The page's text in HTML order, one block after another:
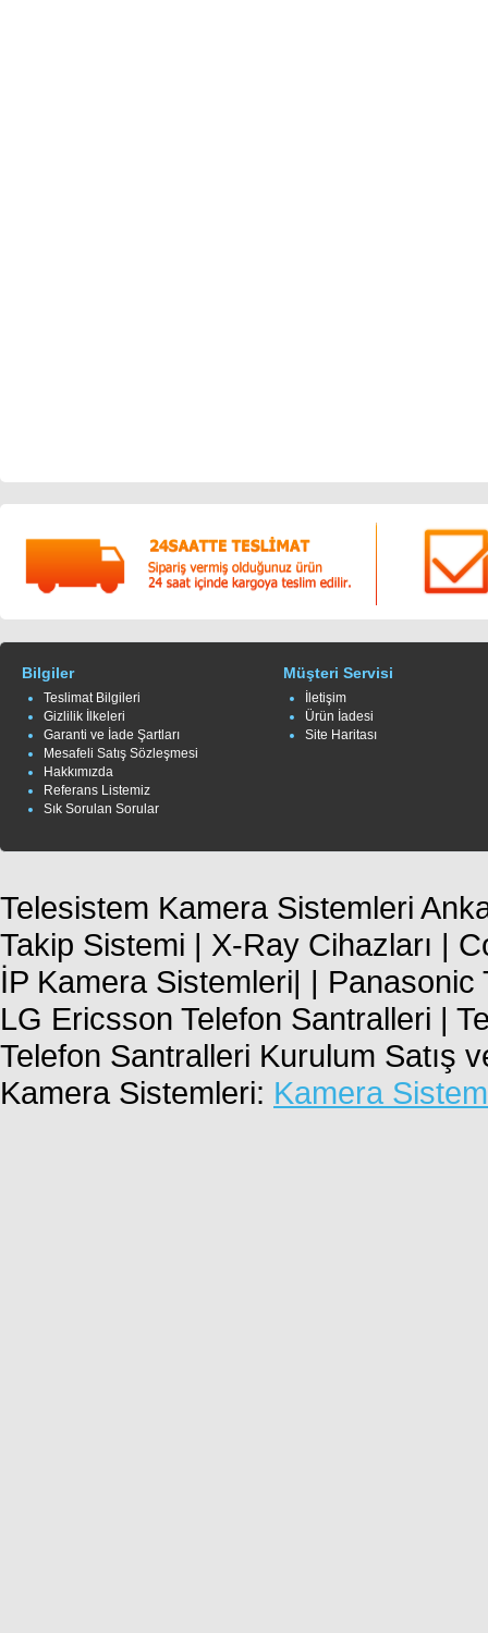
Bilgiler
Teslimat Bilgileri
Gizlilik İlkeleri
Garanti ve İade Şartları
Mesafeli Satış Sözleşmesi
Hakkımızda
Referans Listemiz
Sık Sorulan Sorular
Müşteri Servisi
İletişim
Ürün İadesi
Site Haritası
Telesistem Kamera Sistemleri
Takip Sistemi | X-Ray Cihazları |
İP Kamera Sistemleri| |
LG Ericsson Telefon Santralleri |
Telefon Santralleri Kurulum Satış
Kamera Sistemleri: Kamera